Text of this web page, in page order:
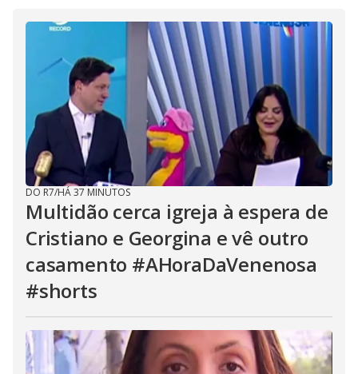
DO R7/HÁ 37 MINUTOS
Multidão cerca igreja à espera de
Cristiano e Georgina e vê outro
casamento #AHoraDaVenenosa
#shorts